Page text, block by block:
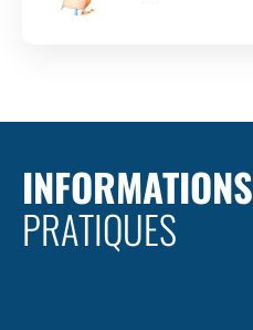
INFORMATIONS
PRATIQUES